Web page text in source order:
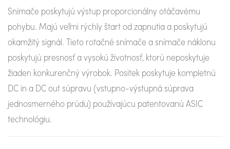
Snímače poskytujú výstup proporcionálny otáčavému
pohybu. Majú veľmi rýchly štart od zapnutia a poskytujú
okamžitý signál. Tieto rotačné snímače a snímače náklonu
poskytujú presnosť a vysokú životnosť, ktorú neposkytuje
žiaden konkurenčný výrobok. Positek poskytuje kompletnú
DC in a DC out súpravu (vstupno-výstupná súprava
jednosmerného prúdu) používajúcu patentovanú ASIC
technológiu.